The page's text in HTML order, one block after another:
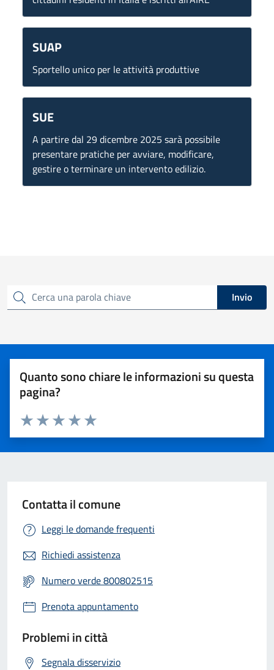
SUAP
Sportello unico per le attività produttive
SUE
A partire dal 29 dicembre 2025 sarà possibile
presentare pratiche per avviare, modificare,
gestire o terminare un intervento edilizio.
Cerca una parola chiave Invio
Quanto sono chiare le informazioni su questa
pagina?
Valuta 5 stelle su 5
Valuta 4 stelle su 5
Valuta 3 stelle su 5
Valuta 2 stelle su 5
Valuta 1 stelle su 5
Contatta il comune
Leggi le domande frequenti
Richiedi assistenza
Numero verde 800802515
Prenota appuntamento
Problemi in città
Segnala disservizio